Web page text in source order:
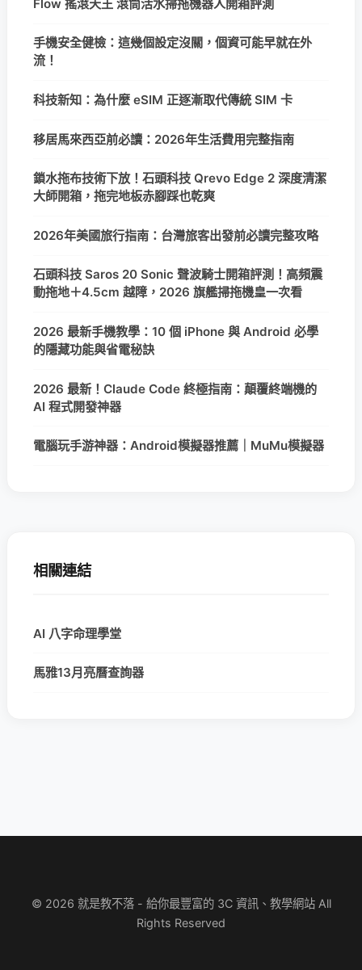
Flow 搖滾天王 滾筒活水掃拖機器人開箱評測
手機安全健檢：這幾個設定沒關，個資可能早就在外
流！
科技新知：為什麼 eSIM 正逐漸取代傳統 SIM 卡
移居馬來西亞前必讀：2026年生活費用完整指南
鎖水拖布技術下放！石頭科技 Qrevo Edge 2 深度清潔
大師開箱，拖完地板赤腳踩也乾爽
2026年美國旅行指南：台灣旅客出發前必讀完整攻略
石頭科技 Saros 20 Sonic 聲波騎士開箱評測！高頻震
動拖地＋4.5cm 越障，2026 旗艦掃拖機皇一次看
2026 最新手機教學：10 個 iPhone 與 Android 必學
的隱藏功能與省電秘訣
2026 最新！Claude Code 終極指南：顛覆終端機的
AI 程式開發神器
電腦玩手游神器：Android模擬器推薦｜MuMu模擬器
相關連結
AI 八字命理學堂
馬雅13月亮曆查詢器
© 2026 就是教不落 - 給你最豐富的 3C 資訊、教學網站 All
Rights Reserved